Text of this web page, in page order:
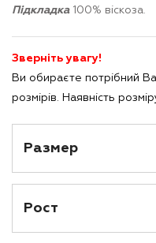
Підкладка100% віскоза.
Зверніть увагу!
Ви обираєте потрібний
розмірів. Наявність